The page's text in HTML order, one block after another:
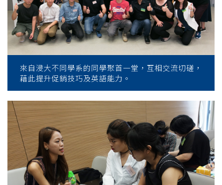
來自浸大不同學系的同學聚首一堂，互相交流切磋，
藉此提升促銷技巧及英語能力。